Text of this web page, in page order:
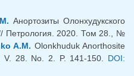
Анортозиты Олонхудукского
// Петрология. 2020. Том 28., №
A.M. Olonkhuduk Anorthosite
V. 28. No. 2. P. 141-150. DOI: